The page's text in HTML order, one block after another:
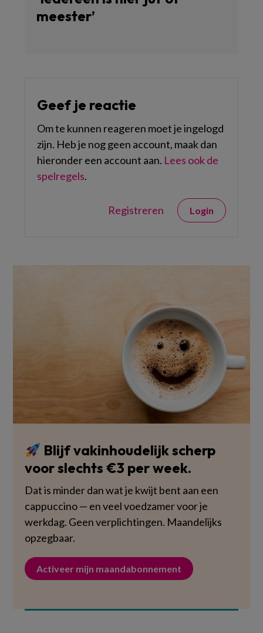
meester’
Geef je reactie
Om te kunnen reageren moet je ingelogd
zijn. Heb je nog geen account, maak dan
hieronder een account aan. Lees ook de
spelregels.
Registreren Login
Blijf vakinhoudelijk scherp
voor slechts €3 per week.
Dat is minder dan wat je kwijt bent aan een
cappuccino — en veel voedzamer voor je
werkdag. Geen verplichtingen. Maandelijks
opzegbaar.
Activeer mijn maandabonnement